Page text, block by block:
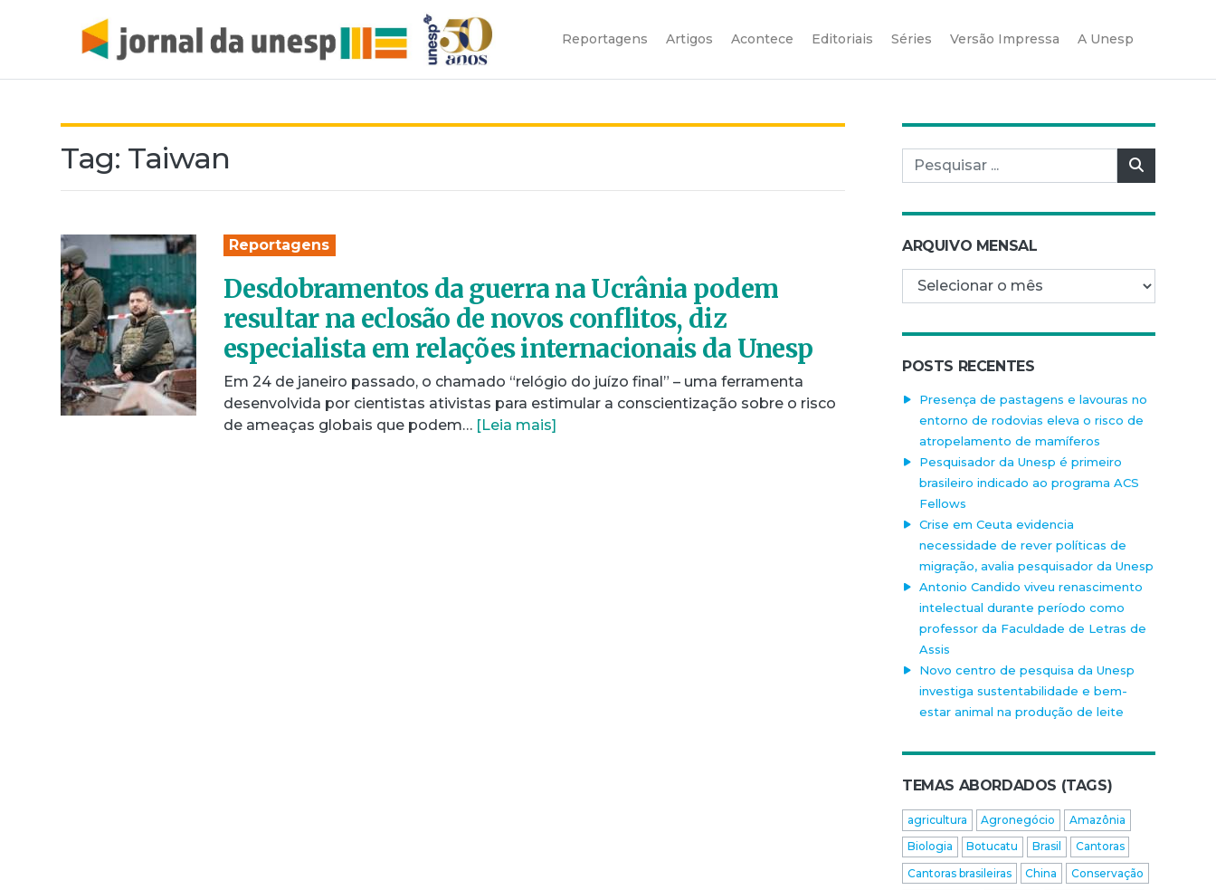
Reportagens Artigos Acontece Editoriais Séries Versão Impressa A Unesp
Tag: Taiwan
Reportagens
Desdobramentos da guerra na Ucrânia podem
resultar na eclosão de novos conflitos, diz
especialista em relações internacionais da Unesp
Em 24 de janeiro passado, o chamado “relógio do juízo final” – uma ferramenta
desenvolvida por cientistas ativistas para estimular a conscientização sobre o risco
de ameaças globais que podem… [Leia mais]
Pesquisar por:
ARQUIVO MENSAL
Arquivo mensal
POSTS RECENTES
Presença de pastagens e lavouras no
entorno de rodovias eleva o risco de
atropelamento de mamíferos
Pesquisador da Unesp é primeiro
brasileiro indicado ao programa ACS
Fellows
Crise em Ceuta evidencia
necessidade de rever políticas de
migração, avalia pesquisador da Unesp
Antonio Candido viveu renascimento
intelectual durante período como
professor da Faculdade de Letras de
Assis
Novo centro de pesquisa da Unesp
investiga sustentabilidade e bem-
estar animal na produção de leite
TEMAS ABORDADOS (TAGS)
agricultura Agronegócio
Amazônia
Biologia
Botucatu Brasil
Cantoras
Cantoras brasileiras
China
Conservação